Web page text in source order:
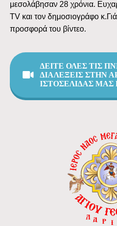
μεσολάβησαν 28 χρόνια.
TV και τον δημοσιογράφο
προσφορά του βίντεο.
ΔΕΙΤΕ ΟΛΕΣ ΤΙΣ
ΔΙΑΛΕΞΕΙΣ ΣΤΗΝ
ΙΣΤΟΣΕΛΙΔΑΣ ΜΑΣ